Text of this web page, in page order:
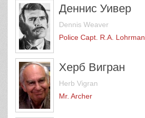
Деннис Уивер
Dennis Weaver
Police Capt. R.A. Lohrman
Херб Вигран
Herb Vigran
Mr. Archer